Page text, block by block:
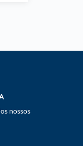
nossos